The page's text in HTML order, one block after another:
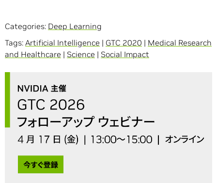
Categories: Deep Learning
Tags: Artificial Intelligence | GTC 2020 | Medical Research
and Healthcare | Science | Social Impact